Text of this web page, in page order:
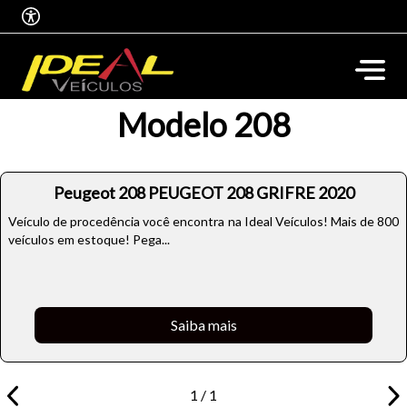
Modelo 208
Peugeot 208 PEUGEOT 208 GRIFRE 2020
Veículo de procedência você encontra na Ideal Veículos! Mais de 800
veículos em estoque! Pega...
Saiba mais
1 / 1